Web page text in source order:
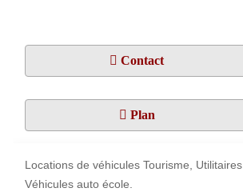
Contact
Plan
Locations de véhicules Tourisme, Utilitaires.
Véhicules auto école.